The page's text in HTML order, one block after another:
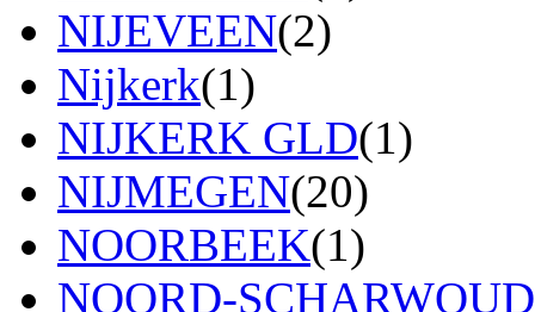
NIJEVEEN(2)
Nijkerk(1)
NIJKERK GLD(1)
NIJMEGEN(20)
NOORBEEK(1)
NOORD-